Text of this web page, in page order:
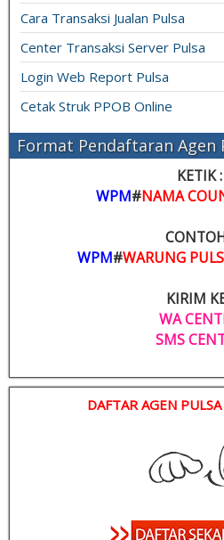
Cara Transaksi Jualan Pulsa
Center Transaksi Server Pulsa
Login Web Report Pulsa
Cetak Struk PPOB Online
Format Pendaftaran Agen
KETIK :
WPM#NAMA
WPM#WARUNG
KIRIM
WA
SMS
DAFTAR AGEN